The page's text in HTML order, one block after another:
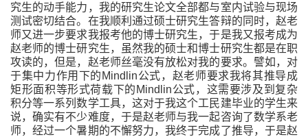
究生的动手能力，我的研究生论文全部都与室内试验与现场
测试密切结合。 在我顺利通过硕士研究生答辩的同时，赵老
师又进一步要求我报考他的博士研究生，于是我又报考成为
赵老师的博士研究生，虽然我的硕士和博士研究生都是在职
攻读的，但是，赵老师丝毫没有放松对我的要求。譬如，对
于集中力作用下的 Mindlin公式，赵老师要求我将其推导成
矩形面积等形式荷载下的 Mindlin公式，这需要涉及到复杂
积分等一系列数学工具，这对于我这个工民建毕业的学生来
说，确实有不少难度，于是赵老师与我一起咨询了数学系老
师，经过一个暑期的不懈努力，我终于完成了推导，于是赵